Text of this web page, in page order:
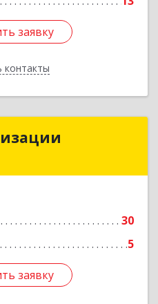
заявку
контакты
заявку
30
5
заявку
Автоматизации
Подробнее
заявку